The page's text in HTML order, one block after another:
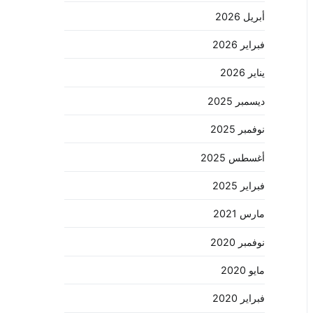
أبريل 2026
فبراير 2026
يناير 2026
ديسمبر 2025
نوفمبر 2025
أغسطس 2025
فبراير 2025
مارس 2021
نوفمبر 2020
مايو 2020
فبراير 2020